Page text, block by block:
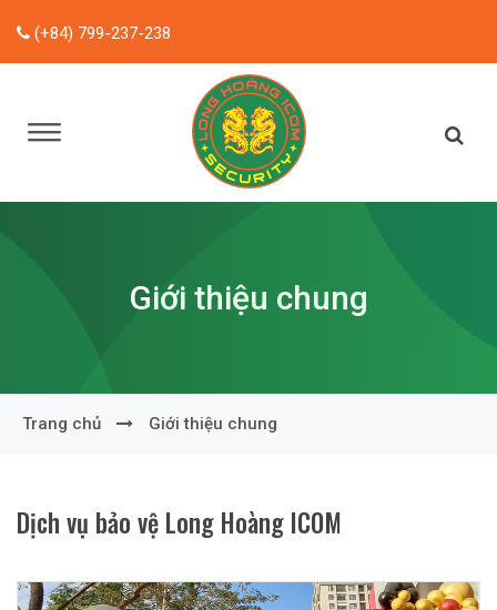
(+84) 799-237-238
Giới thiệu chung
Trang chủ Giới thiệu chung
Dịch vụ bảo vệ Long Hoàng ICOM